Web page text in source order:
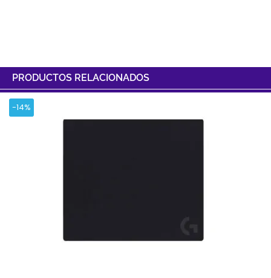
PRODUCTOS RELACIONADOS
-14%